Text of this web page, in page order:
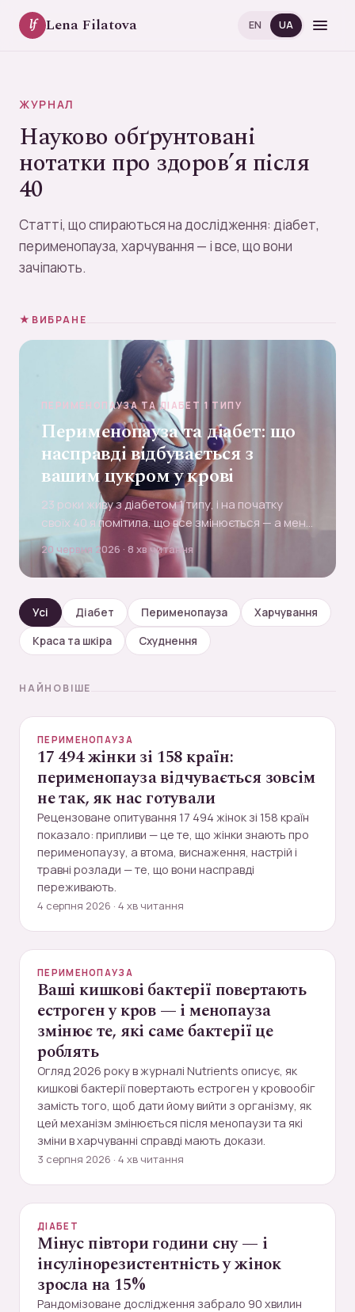
lf Lena Filatova EN UA
ЖУРНАЛ
Науково обґрунтовані
нотатки про здоров’я після
40
Статті, що спираються на дослідження: діабет,
перименопауза, харчування — і все, що вони
зачіпають.
ВИБРАНЕ
ПЕРИМЕНОПАУЗА ТА ДІАБЕТ 1 ТИПУ
Перименопауза та діабет: що
насправді відбувається з
вашим цукром у крові
23 роки живу з діабетом 1 типу, і на початку
своїх 40 я помітила, що все змінюється — а мене
ніхто не попередив. Ось що перименопауза
насправді робить із цукром у крові й що мені
справді допомогло.
20 червня 2026 · 8 хв читання
Усі Діабет Перименопауза
Харчування
Краса та шкіра
Схуднення
НАЙНОВІШЕ
ПЕРИМЕНОПАУЗА
17 494 жінки зі 158 країн:
перименопауза відчувається зовсім
не так, як нас готували
Рецензоване опитування 17 494 жінок зі 158 країн
показало: припливи — це те, що жінки знають про
перименопаузу, а втома, виснаження, настрій і
травні розлади — те, що вони насправді
переживають.
4 серпня 2026 · 4 хв читання
ПЕРИМЕНОПАУЗА
Ваші кишкові бактерії повертають
естроген у кров — і менопауза
змінює те, які саме бактерії це
роблять
Огляд 2026 року в журналі Nutrients описує, як
кишкові бактерії повертають естроген у кровообіг
замість того, щоб дати йому вийти з організму, як
цей механізм змінюється після менопаузи та які
зміни в харчуванні справді мають докази.
3 серпня 2026 · 4 хв читання
ДІАБЕТ
Мінус півтори години сну — і
інсулінорезистентність у жінок
зросла на 15%
Рандомізоване дослідження забрало 90 хвилин